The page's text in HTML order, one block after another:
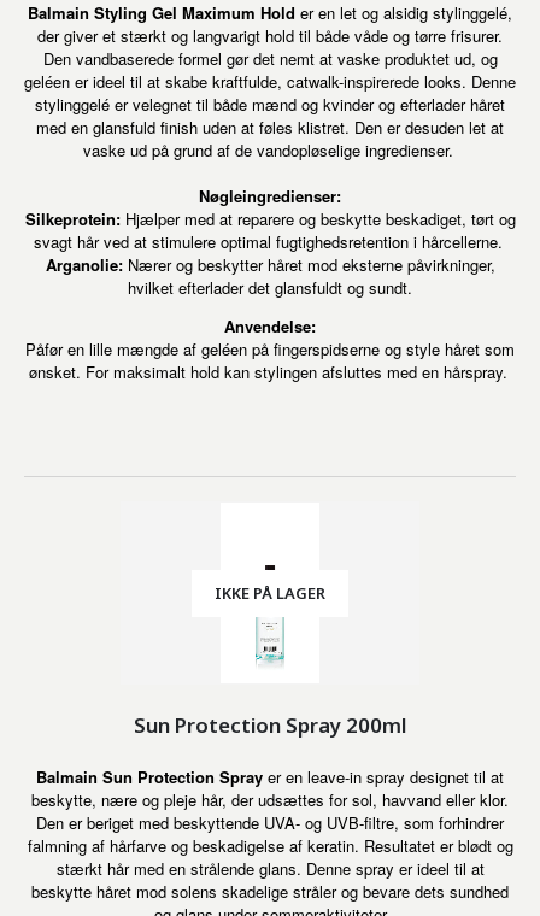
Balmain Styling Gel Maximum Hold er en let og alsidig stylinggelé,
der giver et stærkt og langvarigt hold til både våde og tørre frisurer.
Den vandbaserede formel gør det nemt at vaske produktet ud, og
geléen er ideel til at skabe kraftfulde, catwalk-inspirerede looks. Denne
stylinggelé er velegnet til både mænd og kvinder og efterlader håret
med en glansfuld finish uden at føles klistret. Den er desuden let at
vaske ud på grund af de vandopløselige ingredienser.
Nøgleingredienser:
Silkeprotein:Hjælper med at reparere og beskytte beskadiget, tørt og
svagt hår ved at stimulere optimal fugtighedsretention i hårcellerne.
Arganolie:Nærer og beskytter håret mod eksterne påvirkninger,
hvilket efterlader det glansfuldt og sundt.
Anvendelse:
Påfør en lille mængde af geléen på fingerspidserne og style håret som
ønsket. For maksimalt hold kan stylingen afsluttes med en hårspray.
IKKE PÅ LAGER
Sun Protection Spray 200ml
Balmain Sun Protection Spray er en leave-in spray designet til at
beskytte, nære og pleje hår, der udsættes for sol, havvand eller klor.
Den er beriget med beskyttende UVA- og UVB-filtre, som forhindrer
falmning af hårfarve og beskadigelse af keratin. Resultatet er blødt og
stærkt hår med en strålende glans. Denne spray er ideel til at
beskytte håret mod solens skadelige stråler og bevare dets sundhed